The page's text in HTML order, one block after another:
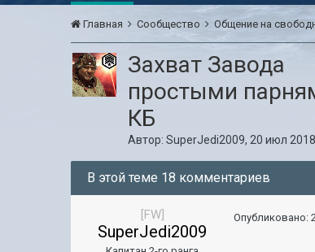
Главная Сообщество Общение на
Захват Завода
простыми
КБ
Автор:SuperJedi2009, 20 июл
В этой теме 18 комментариев
[FW]
SuperJedi2009
Опубликовано: